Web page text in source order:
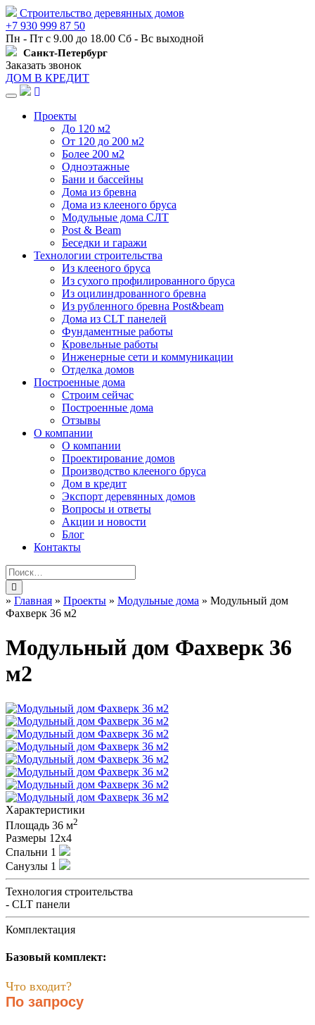
Строительство деревянных домов
+7 930 999 87 50
Пн - Пт с 9.00 до 18.00 Сб - Вс выходной
Санкт-Петербург
Заказать звонок
ДОМ В КРЕДИТ
Навигация
Проекты
До 120 м2
От 120 до 200 м2
Более 200 м2
Одноэтажные
Бани и бассейны
Дома из бревна
Дома из клееного бруса
Модульные дома СЛТ
Post & Beam
Беседки и гаражи
Технологии строительства
Из клееного бруса
Из сухого профилированного бруса
Из оцилиндрованного бревна
Из рубленного бревна Post&beam
Дома из CLT панелей
Фундаментные работы
Кровельные работы
Инженерные сети и коммуникации
Отделка домов
Построенные дома
Строим сейчас
Построенные дома
Отзывы
О компании
О компании
Проектирование домов
Производство клееного бруса
Дом в кредит
Экспорт деревянных домов
Вопросы и ответы
Акции и новости
Блог
Контакты
» Главная » Проекты » Модульные дома » Модульный дом
Фахверк 36 м2
Модульный дом Фахверк 36
м2
Характеристики
Площадь 36 м2
Размеры 12х4
Спальни 1
Санузлы 1
Технология строительства
- CLT панели
Комплектация
Базовый комплект:
Что входит?
По запросу